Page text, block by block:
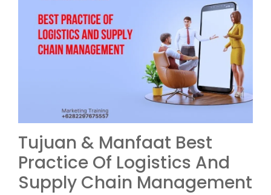
Tujuan & Manfaat Best
Practice Of Logistics And
Supply Chain Management